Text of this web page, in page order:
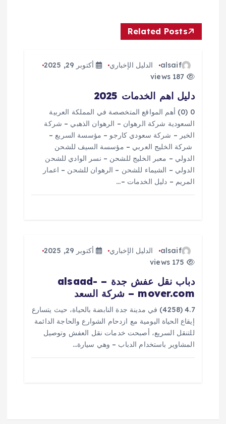
ت
Related Posts
alsaif الدليل الإخباري
أكتوبر 29, 2025
دليل اهم الخدمات 2025
0 (0) أهم المواقع المتخصصة في المملكة العربية
السعودية شركة الرهوان – الرهوان الذهبي – شركة
الخير – شركة سعودي كارجو – مؤسسة السريع –
شركة الخليج العربي – مؤسسة السيف للشحن
الدولي – معبر الخليج للشحن – نسر الوادي للشحن
الدولي – الشيماء للشحن – الرهوان للشحن – اعمار
المريم – دليل الخدمات –…
alsaif الدليل الإخباري
أكتوبر 29, 2025
دباب نقل عفش جدة – alsaad-
mover.com – شركة السعد
4.7 (4258) في مدينة جدة النابضة بالحياة، حيث يتسارع
إيقاع الحياة اليومية مع ازدحام الشوارع والحاجة الدائمة
للتنقل السريع، أصبحت خدمات نقل العفش وتوصيل
المشاوير باستخدام الدباب – وهي سيارة…